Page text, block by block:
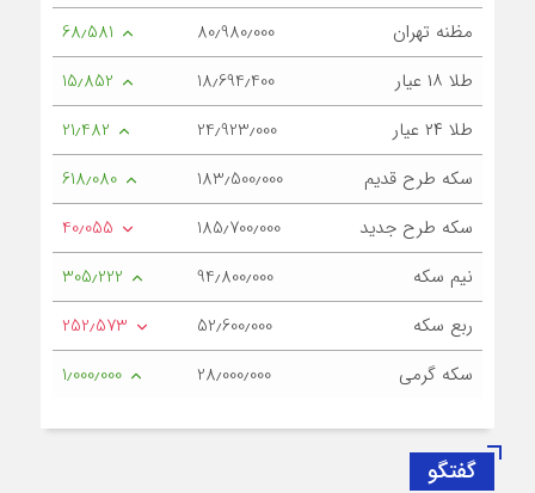
مظنه تهران
80٫980٫000
68٫581
طلا ۱۸ عیار
18٫694٫400
15٫852
طلا ۲۴ عیار
24٫923٫000
21٫482
سکه طرح قدیم
183٫500٫000
618٫080
سکه طرح جدید
185٫700٫000
40٫055
نیم سکه
94٫800٫000
305٫222
ربع سکه
52٫600٫000
252٫573
سکه گرمی
28٫000٫000 1٫000٫000
گفتگو